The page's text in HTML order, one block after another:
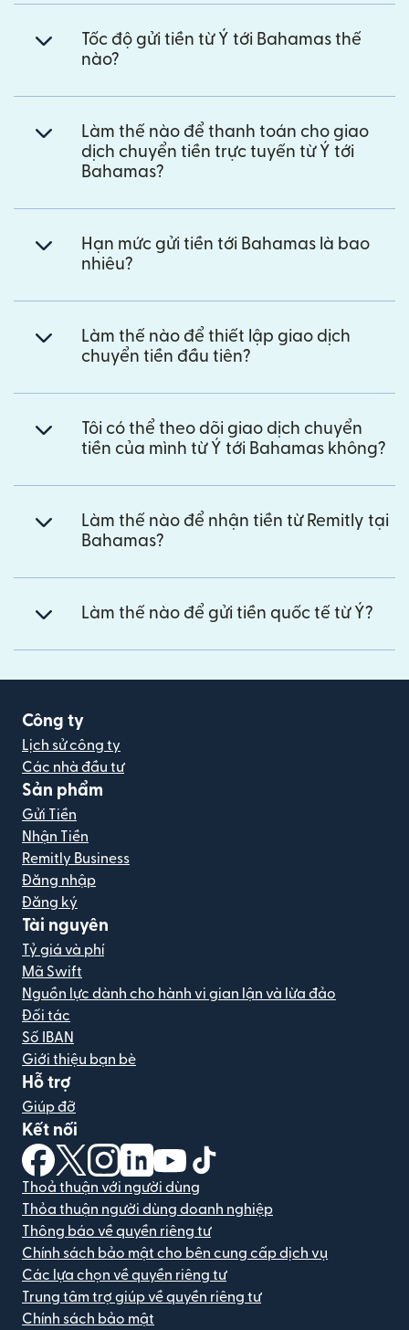
Tốc độ gửi tiền từ Ý tới Bahamas thế
nào?
Làm thế nào để thanh toán cho giao
dịch chuyển tiền trực tuyến từ Ý tới
Bahamas?
Hạn mức gửi tiền tới Bahamas là bao
nhiêu?
Làm thế nào để thiết lập giao dịch
chuyển tiền đầu tiên?
Tôi có thể theo dõi giao dịch chuyển
tiền của mình từ Ý tới Bahamas không?
Làm thế nào để nhận tiền từ Remitly tại
Bahamas?
Làm thế nào để gửi tiền quốc tế từ Ý?
Công ty
Lịch sử công ty
Các nhà đầu tư
Sản phẩm
Gửi Tiền
Nhận Tiền
Remitly Business
Đăng nhập
Đăng ký
Tài nguyên
Tỷ giá và phí
Mã Swift
Nguồn lực dành cho hành vi gian lận và lừa đảo
Đối tác
Số IBAN
Giới thiệu bạn bè
Hỗ trợ
Giúp đỡ
Kết nối
(mở trong cửa sổ mới)
(mở trong cửa sổ mới)
(mở trong cửa sổ mới)
(mở trong cửa sổ mới)
(mở trong cửa sổ mới)
Thoả thuận với người dùng
Thỏa thuận người dùng doanh nghiệp
Thông báo về quyền riêng tư
Chính sách bảo mật cho bên cung cấp dịch vụ
Các lựa chọn về quyền riêng tư
Trung tâm trợ giúp về quyền riêng tư
Chính sách bảo mật